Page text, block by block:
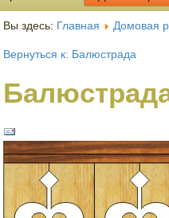
Вы здесь: Главная Домовая
Вернуться к: Балюстрада